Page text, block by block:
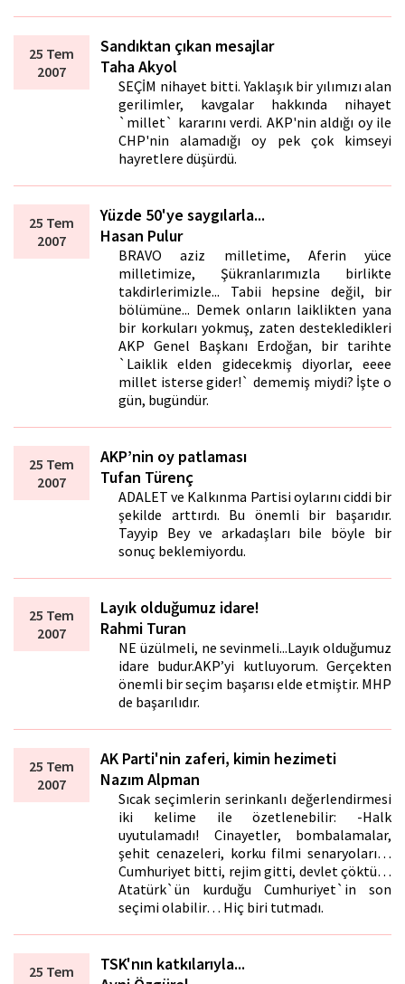
25 Tem
2007
Sandıktan çıkan mesajlar
Taha Akyol
SEÇİM nihayet bitti. Yaklaşık bir yılımızı alan
gerilimler, kavgalar hakkında nihayet
`millet` kararını verdi. AKP'nin aldığı oy ile
CHP'nin alamadığı oy pek çok kimseyi
hayretlere düşürdü.
25 Tem
2007
Yüzde 50'ye saygılarla...
Hasan Pulur
BRAVO aziz milletime, Aferin yüce
milletimize, Şükranlarımızla birlikte
takdirlerimizle... Tabii hepsine değil, bir
bölümüne... Demek onların laiklikten yana
bir korkuları yokmuş, zaten destekledikleri
AKP Genel Başkanı Erdoğan, bir tarihte
`Laiklik elden gidecekmiş diyorlar, eeee
millet isterse gider!` dememiş miydi? İşte o
gün, bugündür.
25 Tem
2007
AKP’nin oy patlaması
Tufan Türenç
ADALET ve Kalkınma Partisi oylarını ciddi bir
şekilde arttırdı. Bu önemli bir başarıdır.
Tayyip Bey ve arkadaşları bile böyle bir
sonuç beklemiyordu.
25 Tem
2007
Layık olduğumuz idare!
Rahmi Turan
NE üzülmeli, ne sevinmeli...Layık olduğumuz
idare budur.AKP’yi kutluyorum. Gerçekten
önemli bir seçim başarısı elde etmiştir. MHP
de başarılıdır.
25 Tem
2007
AK Parti'nin zaferi, kimin hezimeti
Nazım Alpman
Sıcak seçimlerin serinkanlı değerlendirmesi
iki kelime ile özetlenebilir: -Halk
uyutulamadı! Cinayetler, bombalamalar,
şehit cenazeleri, korku filmi senaryoları…
Cumhuriyet bitti, rejim gitti, devlet çöktü…
Atatürk`ün kurduğu Cumhuriyet`in son
seçimi olabilir… Hiç biri tutmadı.
25 Tem
TSK'nın katkılarıyla...